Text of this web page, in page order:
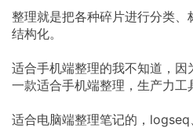
整理就是把各种碎片进行分类
结构化。
适合手机端整理的我不知道，
一款适合手机端整理，生产力工
适合电脑端整理笔记的，logseq